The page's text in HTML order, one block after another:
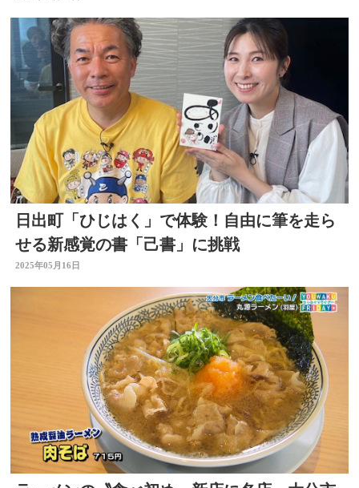
日出町「ひじはく」で体験！自由に筆を走ら
せる新感覚の書「己書」に挑戦
2025年05月16日